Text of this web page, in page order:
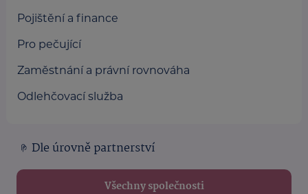
Pojištění a finance
Pro pečující
Zaměstnání a právní rovnováha
Odlehčovací služba
Dle úrovně partnerství
Všechny společnosti